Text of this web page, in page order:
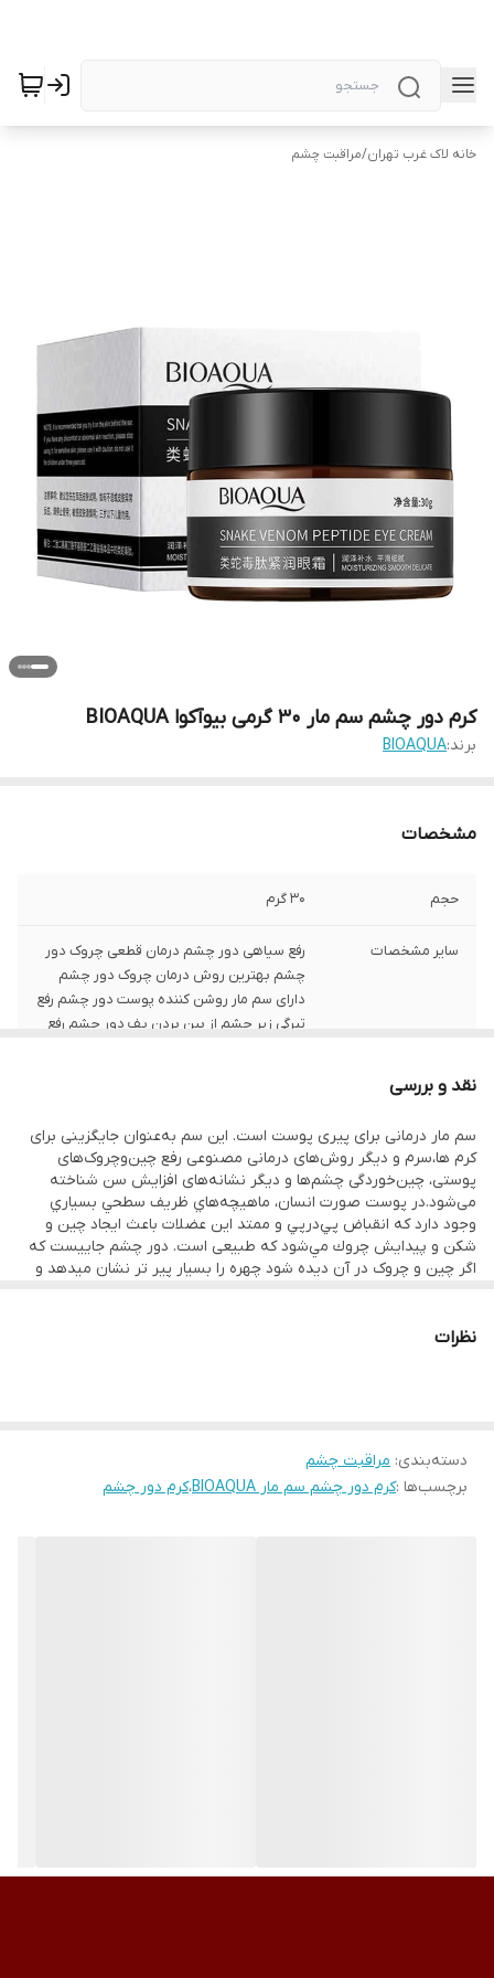
خانه لاک غرب تهران/مراقبت چشم
کرم دور چشم سم مار 30 گرمی بیوآکوا BIOAQUA
برند:BIOAQUA
مشخصات
حجم 30 گرم
سایر مشخصات
رفع سیاهی دور چشم درمان قطعی چروک دور
چشم بهترین روش درمان چروک دور چشم
دارای سم مار روشن کننده پوست دور چشم رفع
تیرگی زیر چشم از بین بردن پف دور چشم رفع
نقد و بررسی
سم مار درمانی برای پیری پوست است. این سم به‌عنوان جایگزینی برای
کرم ها،سرم و دیگر روش‌های درمانی مصنوعی رفع چین‌وچروک‌های
پوستی، چین‌خوردگی چشم‌ها و دیگر نشانه‌های افزایش سن شناخته
می‌شود.در پوست صورت انسان، ماهيچه‌‌هاي ظريف سطحي بسياري
وجود دارد كه انقباض پي‌درپي و ممتد اين عضلات باعث ايجاد چين و
شكن و پيدايش چروك مي‌شود که طبیعی است. دور چشم جاییست که
اگر چین و چروک در آن دیده شود چهره را بسیار پیر تر نشان میدهد و
چروک و تیرگی و پف زیر چشم با کرم دور چشم سم مار بیوآکوا.مطمعنا
نظرات
دسته‌بندی: مراقبت چشم
برچسب‌ها :کرم دور چشم سم مار BIOAQUA ،کرم دور چشم